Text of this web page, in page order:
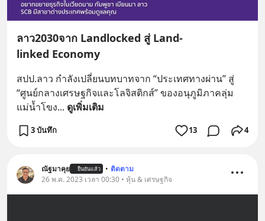
ลาว2030จาก Landlocked สู่ Land-
linked Economy
สปป.ลาว กำลังเปลี่ยนบทบาทจาก “ประเทศทางผ่าน” สู่
“ศูนย์กลางเศรษฐกิจและโลจิสติกส์” ของอนุภูมิภาคลุ่ม
แม่น้ำโขง... ดูเพิ่มเติม
3 บันทึก 13 4
ณัฐมาคุย ยืนยันแล้ว • ติดตาม
26 พ.ค. 2023 เวลา 00:30 • หุ้น & เศรษฐกิจ